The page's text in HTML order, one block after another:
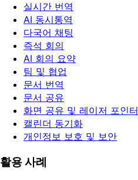
실시간 번역
AI 동시통역
다국어 채팅
즉석 회의
AI 회의 요약
팀 및 협업
문서 번역
문서 공유
화면 공유 및 레이저 포인터
캘린더 동기화
개인정보 보호 및 보안
활용 사례